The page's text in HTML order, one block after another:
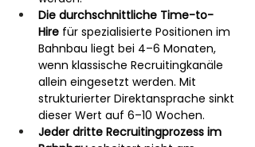
Die durchschnittliche Time-to-
Hire für spezialisierte Positionen im
Bahnbau liegt bei 4–6 Monaten,
wenn klassische Recruitingkanäle
allein eingesetzt werden. Mit
strukturierter Direktansprache sinkt
dieser Wert auf 6–10 Wochen.
Jeder dritte Recruitingprozess im